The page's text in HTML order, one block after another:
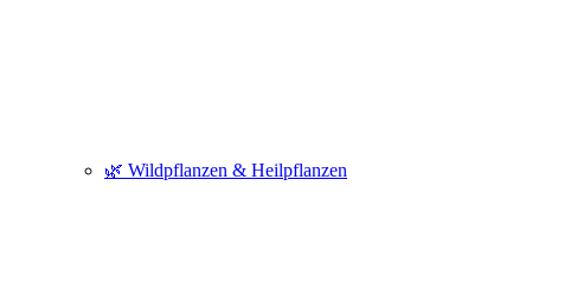
🌿 Wildpflanzen & Heilpflanzen